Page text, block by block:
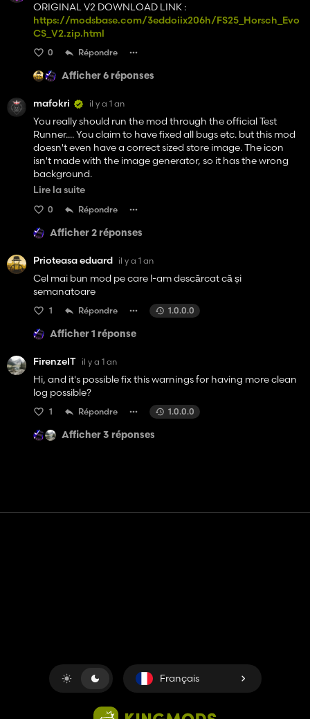
ORIGINAL V2 DOWNLOAD LINK :
https://modsbase.com/3eddoiix206h/FS25_Horsch_Evo
CS_V2.zip.html
0 Répondre
Afficher 6 réponses
mafokri il y a 1 an
You really should run the mod through the official Test
Runner.... You claim to have fixed all bugs etc. but this mod
doesn't even have a correct sized store image. The icon
isn't made with the image generator, so it has the wrong
background.
use unnecessary resources.
This mod isn't free of bugs or errors ;)
Lire la suite
0 Répondre
Afficher 2 réponses
Prioteasa eduard il y a 1 an
Cel mai bun mod pe care l-am descărcat că și
semanatoare
1 Répondre 1.0.0.0
Afficher 1 réponse
FirenzeIT il y a 1 an
Hi, and it's possible fix this warnings for having more clean
log possible?
1 Répondre 1.0.0.0
Afficher 3 réponses
Français